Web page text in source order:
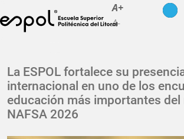
Pasar al
A+
A-
La ESPOL
Educación
Vida politécnica
La ESPOL fortalece su
internacional en uno de los
educación más importantes del
NAFSA 2026